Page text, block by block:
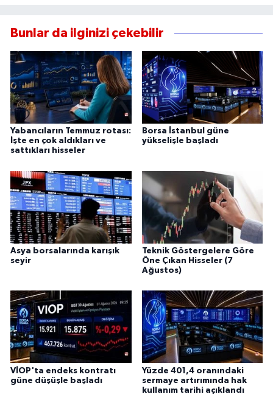
Bunlar da ilginizi çekebilir
Yabancıların Temmuz rotası:
İşte en çok aldıkları ve
sattıkları hisseler
Borsa İstanbul güne
yükselişle başladı
Asya borsalarında karışık
seyir
Teknik Göstergelere Göre
Öne Çıkan Hisseler (7
Ağustos)
VİOP'ta endeks kontratı
güne düşüşle başladı
Yüzde 401,4 oranındaki
sermaye artırımında hak
kullanım tarihi açıklandı